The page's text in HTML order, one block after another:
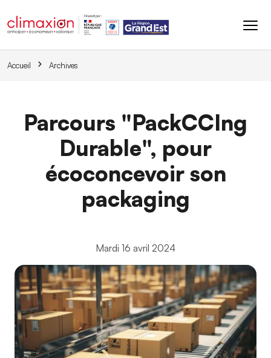
Accueil Archives
Parcours "PackCCIng
Durable", pour
écoconcevoir son
packaging
Mardi 16 avril 2024